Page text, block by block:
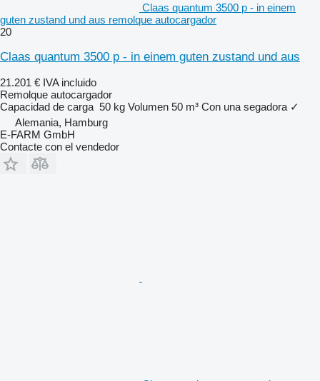
Claas quantum 3500 p - in einem
guten zustand und aus remolque autocargador
20
Claas quantum 3500 p - in einem guten zustand und aus
21.201 € IVA incluido
Remolque autocargador
Capacidad de carga 50 kg Volumen 50 m³ Con una segadora ✓
Alemania, Hamburg
E-FARM GmbH
Contacte con el vendedor